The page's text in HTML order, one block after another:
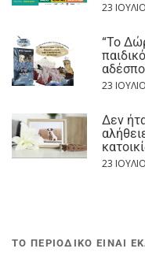
23
“Το
23
Δεν
23
ΤΟ ΠΕΡΙΟΔΙΚΟ ΕΙΝΑΙ